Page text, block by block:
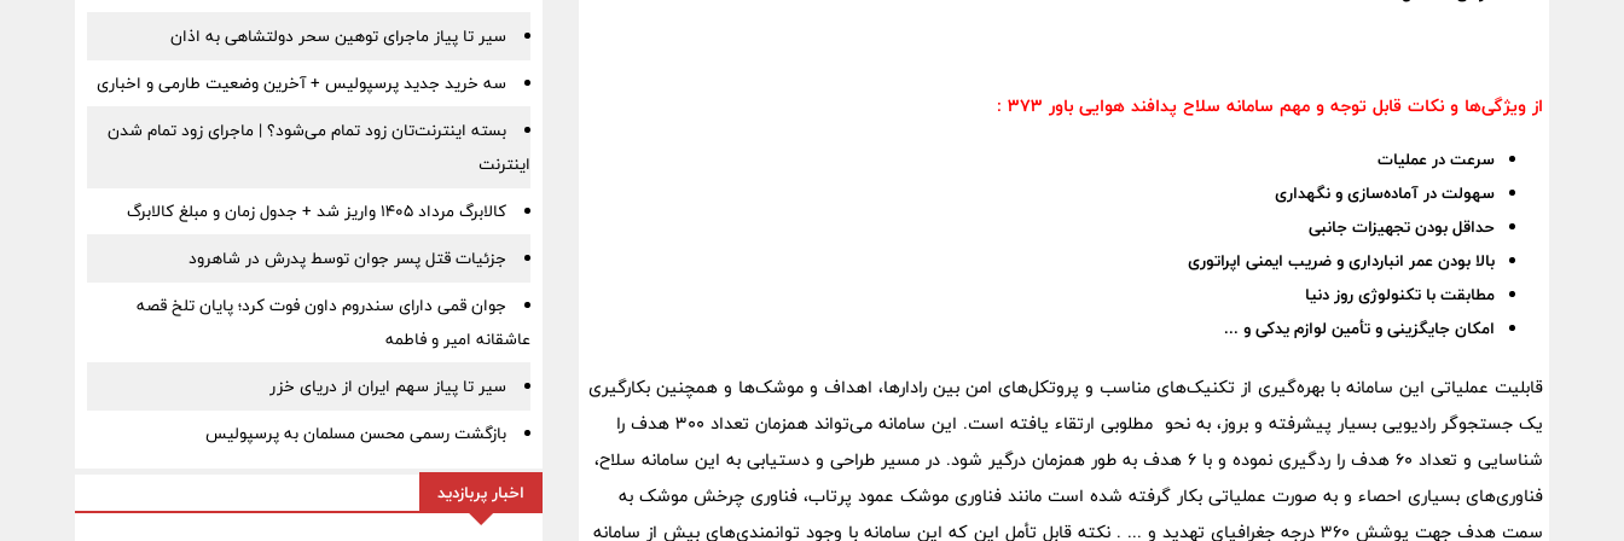
از ویژگی‌ها و نکات قابل توجه و مهم سامانه سلاح پدافند هوایی باور 373 :
سرعت در عملیات
سهولت در آماده‌سازی و نگهداری
حداقل بودن تجهیزات جانبی
بالا بودن عمر انبارداری و ضریب ایمنی اپراتوری
مطابقت با تکنولوژی روز دنیا
امکان جایگزینی و تأمین لوازم یدکی و ...
قابلیت عملیاتی این سامانه با بهره‌گیری از تکنیک‌های مناسب و پروتکل‌های امن بین رادارها، اهداف و موشک‌ها و همچنین بکارگیری
یک جستجوگر رادیویی بسیار پیشرفته و بروز، به نحو مطلوبی ارتقاء یافته است. این سامانه می‌تواند همزمان تعداد 300 هدف را
شناسایی و تعداد 60 هدف را ردگیری نموده و با 6 هدف به طور همزمان درگیر شود. در مسیر طراحی و دستیابی به این سامانه سلاح،
فناوری‌های بسیاری احصاء و به صورت عملیاتی بکار گرفته شده است مانند فناوری موشک عمود پرتاب، فناوری چرخش موشک به
سمت هدف جهت پوشش 360 درجه جغرافیای تهدید و ... . نکته قابل تأمل این که این سامانه با وجود توانمندی‌های بیش از سامانه
سیر تا پیاز ماجرای توهین سحر دولتشاهی به اذان
سه خرید جدید پرسپولیس + آخرین وضعیت طارمی و اخباری
بسته اینترنت‌تان زود تمام می‌شود؟ | ماجرای زود تمام شدن
اینترنت
کالابرگ مرداد ۱۴۰۵ واریز شد + جدول زمان و مبلغ کالابرگ
جزئیات قتل پسر جوان توسط پدرش در شاهرود
جوان قمی دارای سندروم داون فوت کرد؛ پایان تلخ قصه
عاشقانه امیر و فاطمه
سیر تا پیاز سهم ایران از دریای خزر
بازگشت رسمی محسن مسلمان به پرسپولیس
اخبار پربازدید